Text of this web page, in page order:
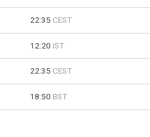
22:35 CEST
12:20 IST
22:35 CEST
18:50 BST